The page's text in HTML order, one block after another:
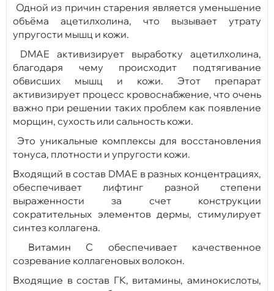
Одной из причин старения является уменьшение
объёма ацетилхолина, что вызывает утрату
упругости мышц и кожи.
DMAE активизирует выработку ацетилхолина,
благодаря чему происходит подтягивание
обвисших мышц и кожи. Этот препарат
активизирует процесс кровоснабжение, что очень
важно при решении таких проблем как появление
морщин, сухость или сальность кожи.
Это уникальные комплексы для восстановления
тонуса, плотности и упругости кожи.
Входящий в состав DMAE в разных концентрациях,
обеспечивает лифтинг разной степени
выраженности за счет конструкции
сократительных элементов дермы, стимулирует
синтез коллагена.
Витамин С обеспечивает качественное
созревание коллагеновых волокон.
Входящие в состав ГК, витамины, аминокислоты,